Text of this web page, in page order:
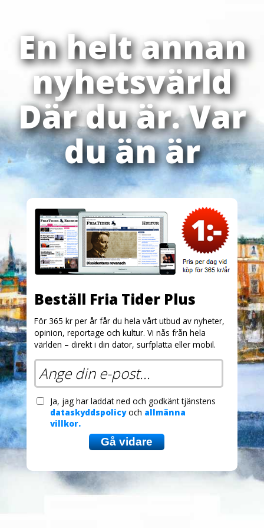
En helt annan
nyhetsvärld
Där du är. Var
du än är
Beställ Fria Tider Plus
För 365 kr per år får du hela vårt utbud av nyheter,
opinion, reportage och kultur. Vi nås från hela
världen – direkt i din dator, surfplatta eller mobil.
Ja, jag har laddat ned och godkänt tjänstens
dataskyddspolicyoch allmänna
villkor.
Gå vidare